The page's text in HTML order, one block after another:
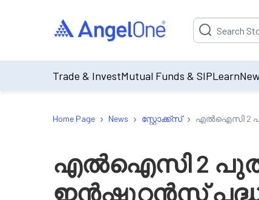
Suggestion will
Trade & InvestMutual Funds & SIPLearn
Home Page › News › സ്റ്റോക്ക്‌സ് › എൽഐസി 2
എൽഐസി 2
ഇൻഷുറൻസ്